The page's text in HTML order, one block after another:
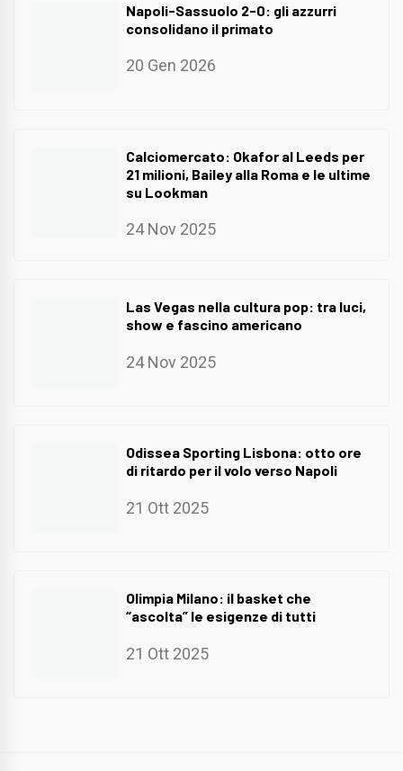
Napoli-Sassuolo 2-0: gli azzurri
consolidano il primato
20 Gen 2026
Calciomercato: Okafor al Leeds per
21 milioni, Bailey alla Roma e le ultime
su Lookman
24 Nov 2025
Las Vegas nella cultura pop: tra luci,
show e fascino americano
24 Nov 2025
Odissea Sporting Lisbona: otto ore
di ritardo per il volo verso Napoli
21 Ott 2025
Olimpia Milano: il basket che
“ascolta” le esigenze di tutti
21 Ott 2025